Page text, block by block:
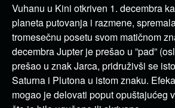
Vuhanu u Kini otkriven 1. decembra
planeta putovanja i razmene,
tromesečnu posetu svom matičnom
decembra Jupter je prešao u ”pad”
prešao u znak Jarca, pridruživši se
Saturna i Plutona u istom znaku.
mogao je delovati poput opuštajućeg